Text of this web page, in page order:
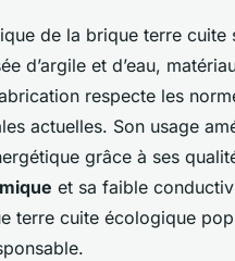
de la brique terre cuite
d’argile et d’eau,
respecte les
actuelles. Son usage
grâce à ses
et sa faible
terre cuite écologique